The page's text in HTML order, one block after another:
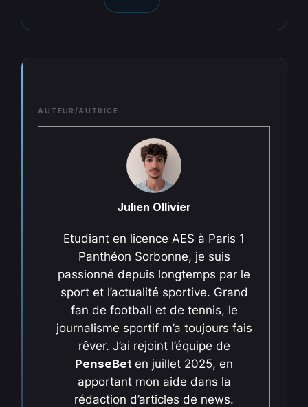
AUTEUR/AUTRICE
Julien Ollivier
Etudiant en licence AES à Paris 1
Panthéon Sorbonne, je suis
passionné depuis longtemps par le
sport et l’actualité sportive. Grand
fan de football et de tennis, le
journalisme sportif m’a toujours fais
rêver. J’ai rejoint l’équipe de
PenseBet en juillet 2025, en
apportant mon aide dans la
rédaction d’articles de news.